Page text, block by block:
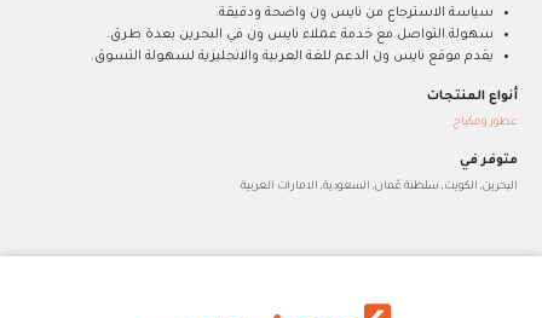
سياسة الاسترجاع من نايس ون واضحة ودقيقة.
سهولة التواصل مع خدمة عملاء نايس ون في البحرين بعدة طرق.
يقدم موقع نايس ون الدعم للغة العربية والانجليزية لسهولة التسوق.
أنواع المنتجات
عطور ومكياج
متوفر في
البحرين, الكويت, سلطنة عُمان, السعودية, الامارات العربية